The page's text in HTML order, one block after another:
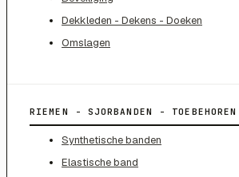
Dekkleden - Dekens - Doeken
Omslagen
RIEMEN - SJORBANDEN - TOEBEHOREN
Synthetische banden
Elastische band